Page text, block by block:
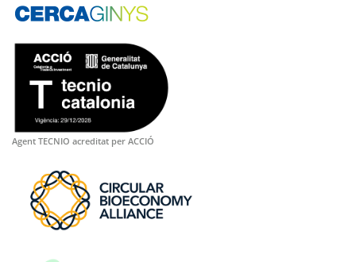
Agent TECNIO acreditat per ACCIÓ